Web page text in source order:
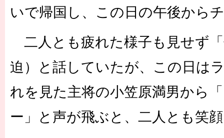
いで帰国し、この日の午後から
二人とも疲れた様子も見せず
迫）と話していたが、この日は
れを見た主将の小笠原満男から
ー」と声が飛ぶと、二人とも笑